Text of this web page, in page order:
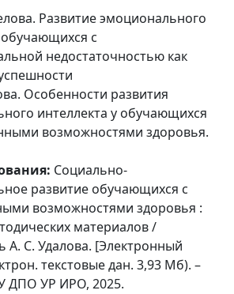
Развитие эмоционального
обучающихся с
недостаточностью как
Особенности развития
интеллекта у обучающихся
возможностями здоровья.
Социально-
развитие обучающихся с
возможностями здоровья :
материалов /
А. С. Удалова. [Электронный
текстовые дан. 3,93 Мб). –
ДПО УР ИРО, 2025.